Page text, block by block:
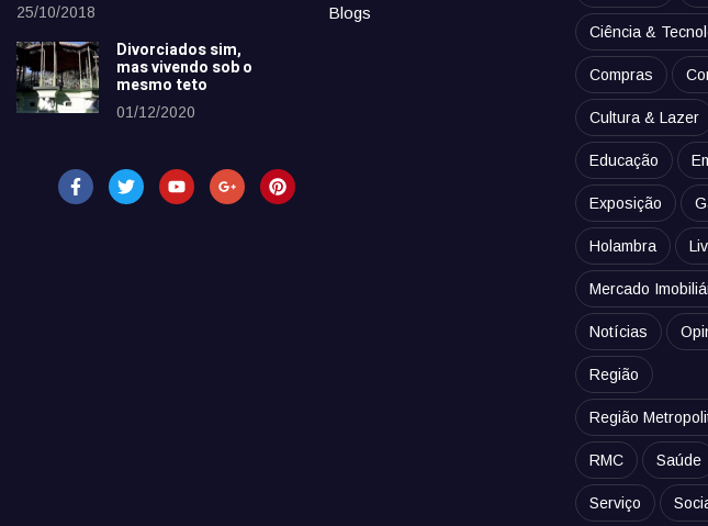
25/10/2018
Divorciados sim,
mas vivendo sob o
mesmo teto
01/12/2020
Blogs
Ciência &
Compras
Cultura & Lazer
Educação
Exposição
Holambra
Mercado
Notícias
Região
Região
RMC Saúde
Serviço